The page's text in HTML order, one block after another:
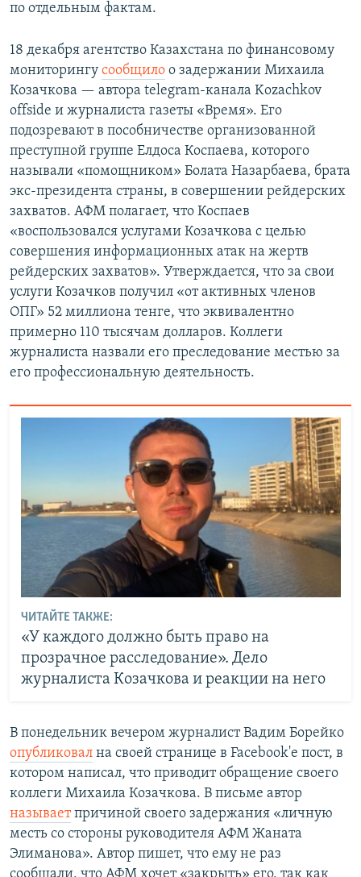
по отдельным фактам.
18 декабря агентство Казахстана по финансовому
мониторингу сообщило о задержании Михаила
Козачкова — автора telegram-канала Kozachkov
offside и журналиста газеты «Время». Его
подозревают в пособничестве организованной
преступной группе Елдоса Коспаева, которого
называли «помощником» Болата Назарбаева, брата
экс-президента страны, в совершении рейдерских
захватов. АФМ полагает, что Коспаев
«воспользовался услугами Козачкова с целью
совершения информационных атак на жертв
рейдерских захватов». Утверждается, что за свои
услуги Козачков получил «от активных членов
ОПГ» 52 миллиона тенге, что эквивалентно
примерно 110 тысячам долларов. Коллеги
журналиста назвали его преследование местью за
его профессиональную деятельность.
ЧИТАЙТЕ ТАКЖЕ:
«У каждого должно быть право на
прозрачное расследование». Дело
журналиста Козачкова и реакции на него
В понедельник вечером журналист Вадим Борейко
опубликовал на своей странице в Facebook'е пост, в
котором написал, что приводит обращение своего
коллеги Михаила Козачкова. В письме автор
называетпричиной своего задержания «личную
месть со стороны руководителя АФМ Жаната
Элиманова». Автор пишет, что ему не раз
сообщали, что АФМ хочет «закрыть» его, так как